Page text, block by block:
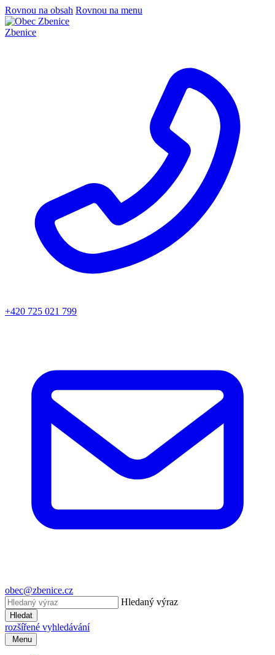
Rovnou na obsah Rovnou na menu
Zbenice
+420 725 021 799
obec@zbenice.cz
Hledaný výraz
Hledat
rozšířené vyhledávání
Menu